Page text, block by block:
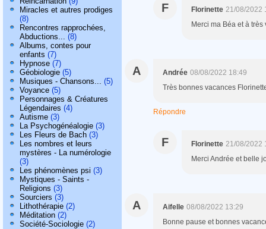
Miracles et autres prodiges
(8)
Rencontres rapprochées,
Abductions... (8)
Albums, contes pour
enfants (7)
Hypnose (7)
Géobiologie (5)
Musiques - Chansons... (5)
Voyance (5)
Personnages & Créatures
Légendaires (4)
Autisme (3)
La Psychogénéalogie (3)
Les Fleurs de Bach (3)
Les nombres et leurs
mystères - La numérologie
(3)
Les phénomènes psi (3)
Mystiques - Saints -
Religions (3)
Sourciers (3)
Lithothérapie (2)
Méditation (2)
Société-Sociologie (2)
F Florinette 21/08/2022
Merci ma Béa et à
A Andrée 08/08/2022 18:49
Très bonnes vacances
Répondre
F Florinette 21/08/2022
Merci Andrée et belle
A Aifelle 08/08/2022 13:29
Bonne pause et bonnes